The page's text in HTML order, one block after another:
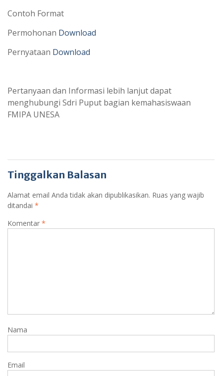
Contoh Format
Permohonan Download
Pernyataan Download
Pertanyaan dan Informasi lebih lanjut dapat
menghubungi Sdri Puput bagian kemahasiswaan
FMIPA UNESA
Tinggalkan Balasan
Alamat email Anda tidak akan dipublikasikan. Ruas yang wajib
ditandai *
Komentar *
Nama
Email